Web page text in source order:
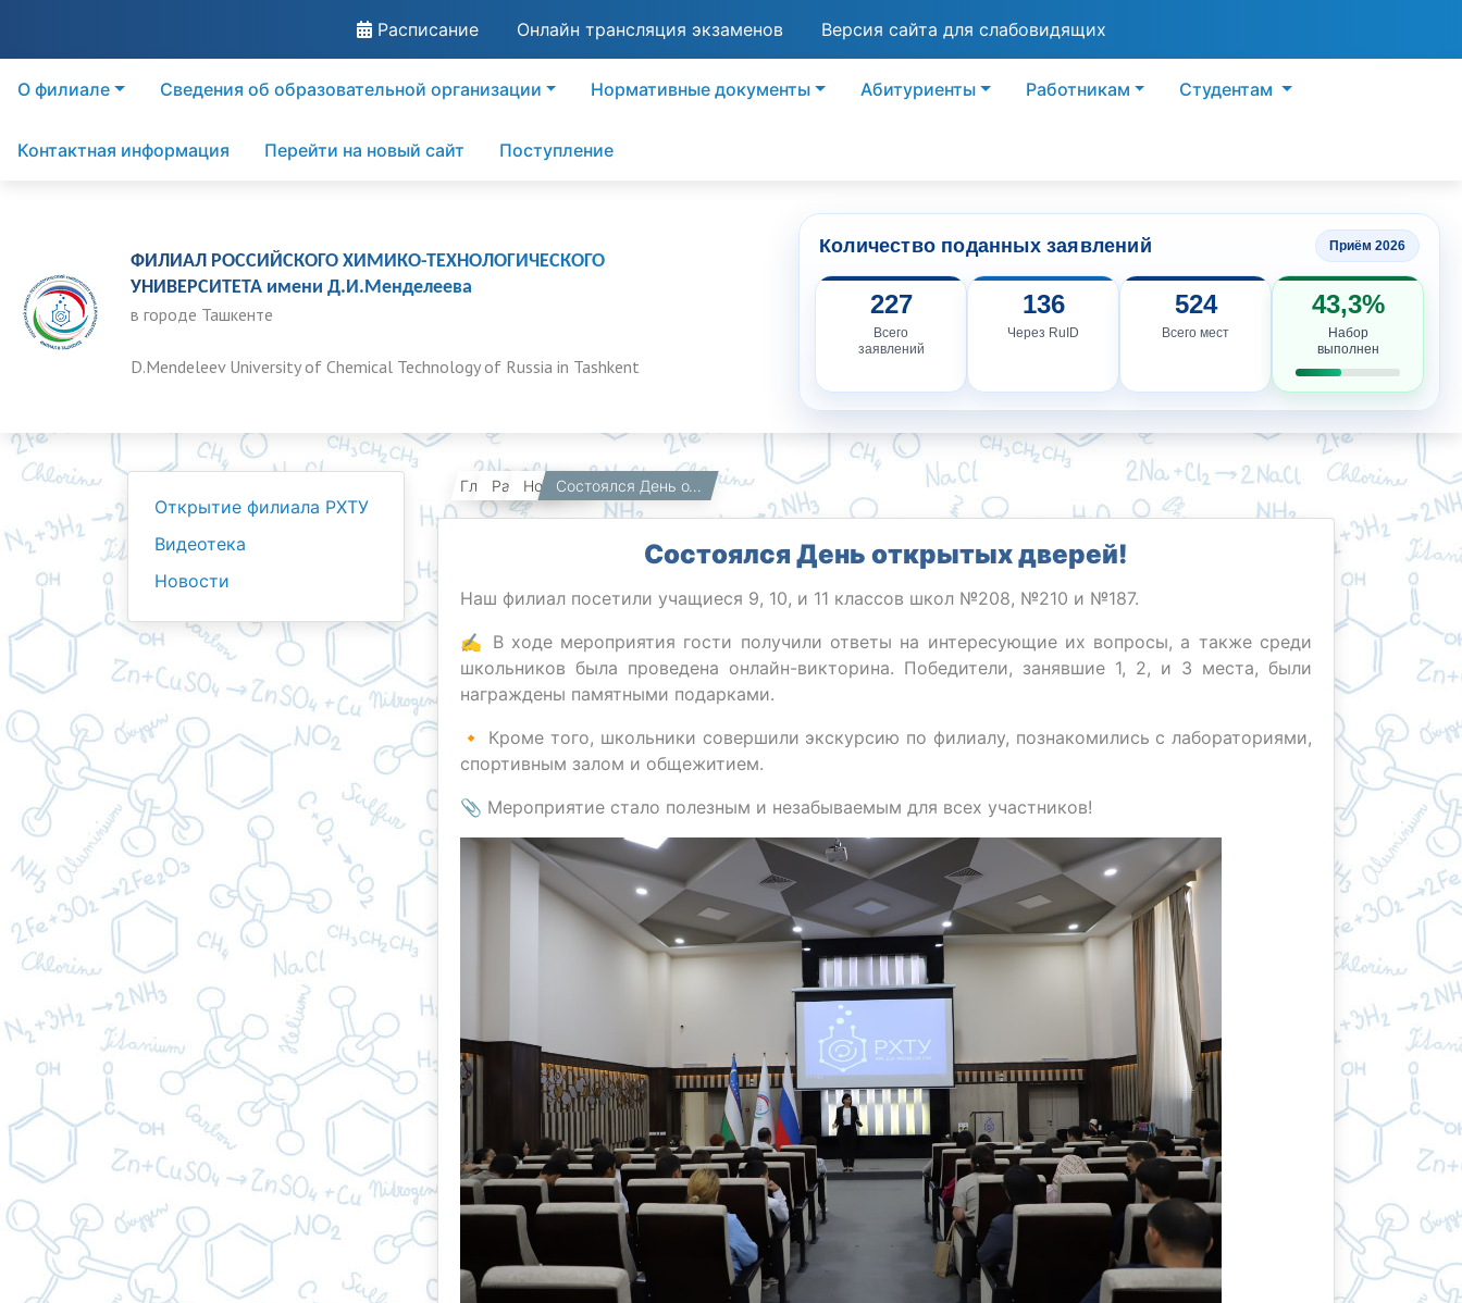
Расписание Онлайн трансляция экзаменов Версия сайта для слабовидящих
О филиале Сведения об образовательной организации Нормативные документы Абитуриенты Работникам Студентам
Контактная информация Перейти на новый сайт Поступление
ФИЛИАЛ РОССИЙСКОГО ХИМИКО-ТЕХНОЛОГИЧЕСКОГО
УНИВЕРСИТЕТА имени Д.И.Менделеева
в городе Ташкенте
D.Mendeleev University of Chemical Technology of Russia in Tashkent
Количество поданных заявлений Приём 2026
227
Всего
заявлений
136
Через RuID
524
Всего мест
43,3%
Набор
выполнен
Открытие филиала РХТУ
Видеотека
Новости
Главная Работникам Новости Состоялся День открытых дверей!
Состоялся День открытых дверей!
Наш филиал посетили учащиеся 9, 10, и 11 классов школ №208, №210 и №187.
✍️ В ходе мероприятия гости получили ответы на интересующие их вопросы, а также среди
школьников была проведена онлайн-викторина. Победители, занявшие 1, 2, и 3 места, были
награждены памятными подарками.
🔸 Кроме того, школьники совершили экскурсию по филиалу, познакомились с лабораториями,
спортивным залом и общежитием.
📎 Мероприятие стало полезным и незабываемым для всех участников!